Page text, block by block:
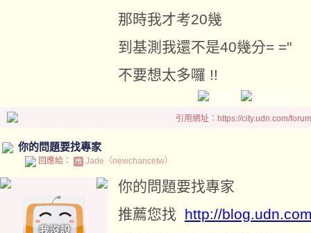
那時我才考20幾
到基測我還不是40幾分= ="
不要想太多囉 !!
引用網址：https://city.udn.com/
你的問題要找專家
回應給： Jade（newchancetw）
你的問題要找專家
推薦您找 http://